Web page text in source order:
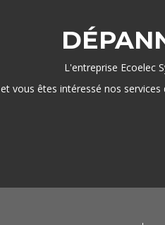
L'entreprise Ecoelec
et vous êtes intéressé nos services